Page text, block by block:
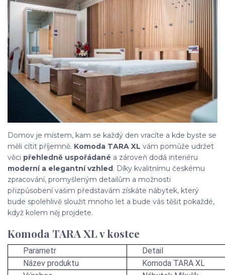
Domov je místem, kam se každý den vracíte a kde byste se
měli cítit příjemně. Komoda TARA XL vám pomůže udržet
věci přehledně uspořádané a zároveň dodá interiéru
moderní a elegantní vzhled. Díky kvalitnímu českému
zpracování, promyšleným detailům a možnosti
přizpůsobení vašim představám získáte nábytek, který
bude spolehlivě sloužit mnoho let a bude vás těšit pokaždé,
když kolem něj projdete.
Komoda TARA XL v kostce
Parametr
Detail
Název produktu
Komoda TARA XL